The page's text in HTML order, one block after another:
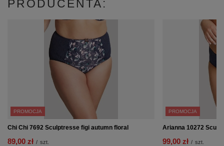
PRODUCENTA:
PROMOCJA
Chi Chi 7692 Sculptresse figi autumn floral
89,00 zł / szt.
PROMOCJA
Arianna 10272
99,00 zł / szt.